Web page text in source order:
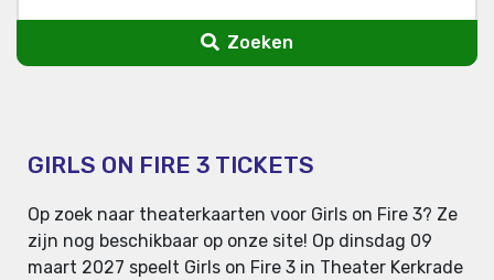
Zoeken
GIRLS ON FIRE 3 TICKETS
Op zoek naar theaterkaarten voor Girls on Fire 3? Ze
zijn nog beschikbaar op onze site! Op dinsdag 09
maart 2027 speelt Girls on Fire 3 in Theater Kerkrade